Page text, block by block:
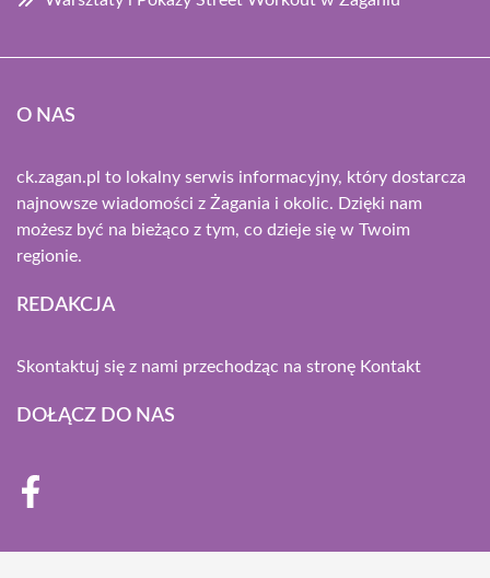
O NAS
ck.zagan.pl to lokalny serwis informacyjny, który dostarcza
najnowsze wiadomości z Żagania i okolic. Dzięki nam
możesz być na bieżąco z tym, co dzieje się w Twoim
regionie.
REDAKCJA
Skontaktuj się z nami przechodząc na stronę Kontakt
DOŁĄCZ DO NAS